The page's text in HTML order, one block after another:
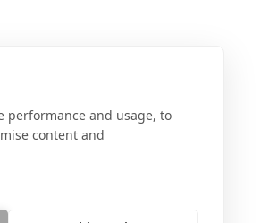
performance and usage, to
content and